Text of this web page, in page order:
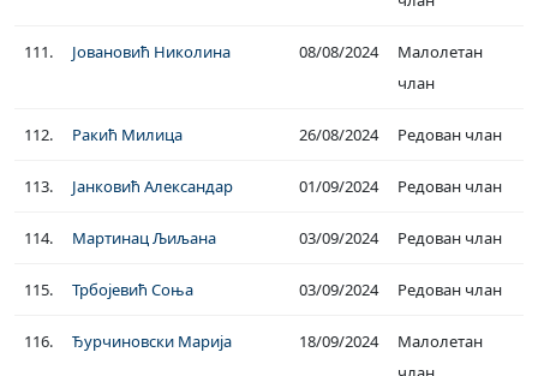
111. Јовановић Николина 08/08/2024
Малолетан
члан
112. Ракић Милица 26/08/2024 Редован члан
113. Јанковић Александар 01/09/2024 Редован члан
114. Мартинац Љиљана 03/09/2024 Редован члан
115. Трбојевић Соња 03/09/2024 Редован члан
116. Ђурчиновски Марија 18/09/2024
Малолетан